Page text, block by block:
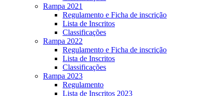
Rampa 2021
Regulamento e Ficha de inscrição
Lista de Inscritos
Classificações
Rampa 2022
Regulamento e Ficha de inscrição
Lista de Inscritos
Classificações
Rampa 2023
Regulamento
Lista de Inscritos 2023